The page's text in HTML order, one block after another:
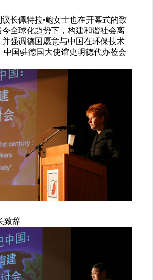
长佩特拉·鲍女士也在开幕式的致
全球化趋势下，构建和谐社会离
强调德国愿意与中国在环保技术
中国驻德国大使馆史明德代办莅会
致辞